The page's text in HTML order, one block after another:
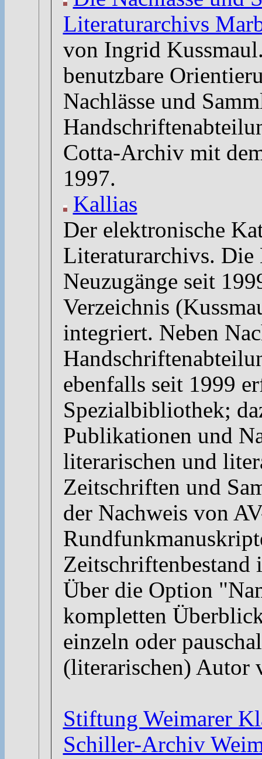
Literaturarchivs
von Ingrid
benutzbare
Nachlässe und
Cotta-Archiv mit
1997.
Kallias
Der elektronische
Literaturarchivs. Die
Neuzugänge seit
Verzeichnis
integriert. Neben
ebenfalls seit 1999
Spezialbibliothek;
Publikationen und
literarischen und
Zeitschriften und
der Nachweis von
Zeitschriftenbestand
Über die Option
kompletten
einzeln oder
(literarischen) Autor
Stiftung Weimarer
Schiller-Archiv